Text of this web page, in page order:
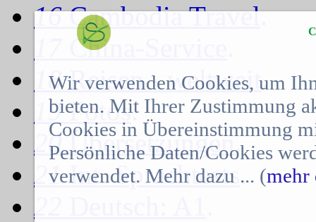
16Cambodia Travel.
China-Service
18Reisen - weltweit.
19Fotos.
20Übersetzungen.
21Int. Sprachtests .
22
Wir verwenden Cookies, um
bieten. Mit Ihrer Zustimmung
Cookies in Übereinstimmung
Persönliche Daten/Cookies
verwendet. Mehr dazu ... (mehr